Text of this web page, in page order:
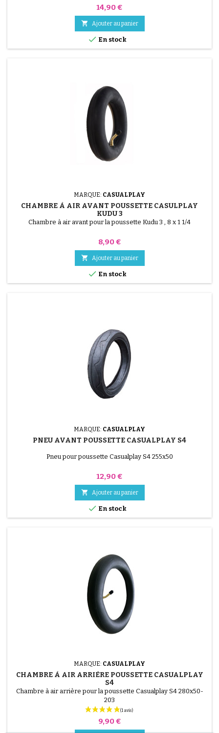
(14 avis)
Prix
14,90 €
 Ajouter au panier
 En stock
MARQUE: CASUALPLAY
CHAMBRE À AIR AVANT POUSSETTE CASULPLAY
KUDU 3
Chambre à air avant pour la poussette Kudu 3 , 8 x 1 1/4
Prix
8,90 €
 Ajouter au panier
 En stock
MARQUE: CASUALPLAY
PNEU AVANT POUSSETTE CASUALPLAY S4
Pneu pour poussette Casualplay S4 255x50
Prix
12,90 €
 Ajouter au panier
 En stock
MARQUE: CASUALPLAY
CHAMBRE À AIR ARRIÈRE POUSSETTE CASUALPLAY
S4
Chambre à air arrière pour la poussette Casualplay S4 280x50-
203
Prix
9,90 €